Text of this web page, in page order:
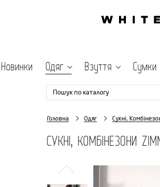
Новинки Одяг Взуття Сумки
Пошук по каталогу
Головна Одяг Сукні,
СУКНІ, КОМБІНЕЗОНИ